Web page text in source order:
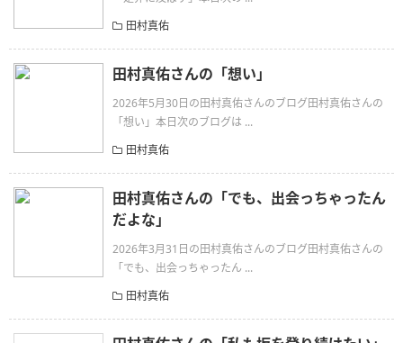
田村真佑
田村真佑さんの「想い」
2026年5月30日の田村真佑さんのブログ田村真佑さんの
「想い」本日次のブログは ...
田村真佑
田村真佑さんの「でも、出会っちゃったん
だよな」
2026年3月31日の田村真佑さんのブログ田村真佑さんの
「でも、出会っちゃったん ...
田村真佑